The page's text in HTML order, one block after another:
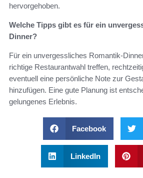
hervorgehoben.
Welche Tipps gibt es für ein
Dinner?
Für ein unvergessliches Romantik-
richtige Restaurantwahl treffen,
eventuell eine persönliche Note zur
hinzufügen. Eine gute Planung ist
gelungenes Erlebnis.
Facebook
LinkedIn